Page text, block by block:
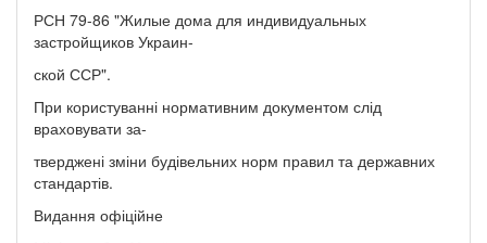
РСН 79-86 "Жилые дома для индивидуальных
застройщиков Украин-
ской ССР".
При користуванні нормативним документом слід
враховувати за-
тверджені зміни будівельних норм правил та державних
стандартів.
Видання офіційне